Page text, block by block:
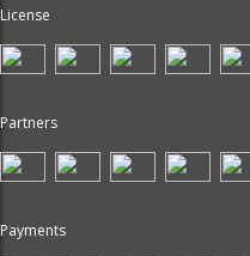
License
Partners
Payments